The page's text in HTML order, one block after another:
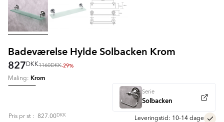
Badeværelse Hylde Solbacken Krom
827 DKK1160DKK-29%
Maling: Krom
Serie
Solbacken
Pris pr st : 827.00DKK
Leveringstid: 10-14 dage